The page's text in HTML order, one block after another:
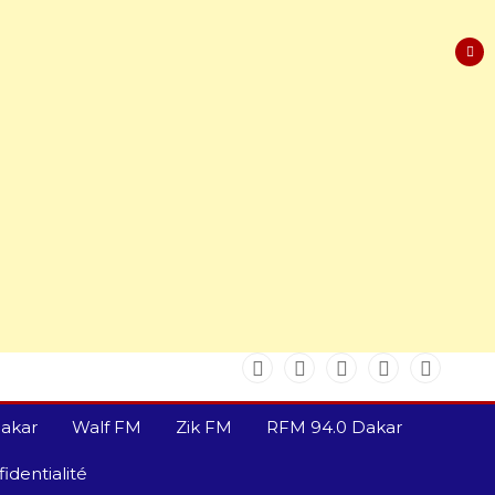
Walf FM Zik FM RFM 94.0 Dakar